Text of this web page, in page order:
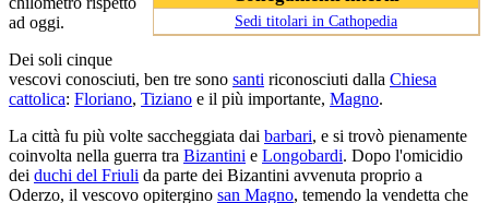
Sedi titolari in Cathopedia
ad oggi.
Dei soli cinque
vescovi conosciuti, ben tre sono santi riconosciuti dalla Chiesa
cattolica: Floriano, Tiziano e il più importante, Magno.
La città fu più volte saccheggiata dai barbari, e si trovò pienamente
coinvolta nella guerra tra Bizantini e Longobardi. Dopo l'omicidio
dei duchi del Friuli da parte dei Bizantini avvenuta proprio a
Oderzo, il vescovo opitergino san Magno, temendo la vendetta che